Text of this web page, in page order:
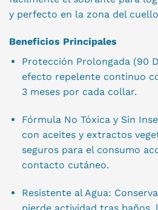
y perfecto en la zona del
Beneficios Principales
Protección Prolongada (90
efecto repelente continuo
3 meses por cada collar.
Fórmula No Tóxica y Sin
con aceites y extractos
seguros para el consumo
contacto cutáneo.
Resistente al Agua: